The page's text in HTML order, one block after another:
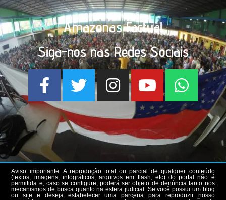
Amazonas Factual
Siga-nos nas Redes Sociais
Aviso importante: A reprodução total ou parcial de qualquer conteúdo
(textos, imagens, infográficos, arquivos em flash, etc) do portal não é
permitida e, caso se configure, poderá ser objeto de denúncia tanto nos
mecanismos de busca quanto na esfera judicial. Se você possui um blog
ou site e deseja estabelecer uma parceria para reproduzir nosso